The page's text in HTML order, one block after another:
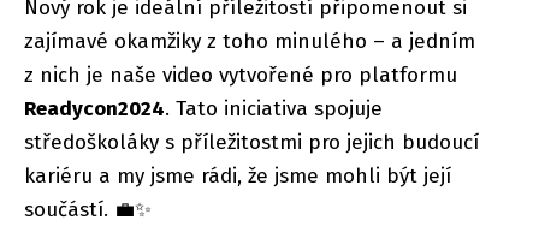
Nový rok je ideální příležitostí připomenout si
zajímavé okamžiky z toho minulého – a jedním
z nich je naše video vytvořené pro platformu
Readycon2024. Tato iniciativa spojuje
středoškoláky s příležitostmi pro jejich budoucí
kariéru a my jsme rádi, že jsme mohli být její
součástí. 💼✨